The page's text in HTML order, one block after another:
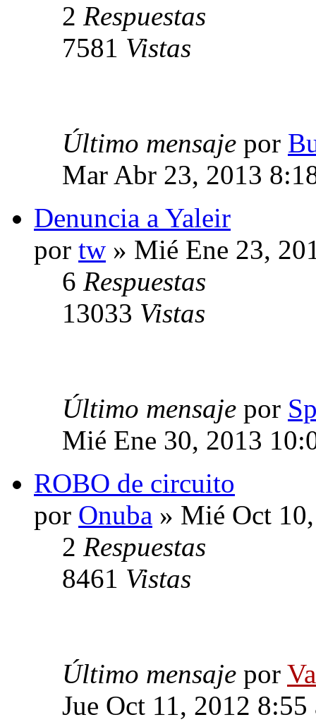
2 Respuestas
7581 Vistas
Último mensaje por
Mar Abr 23, 2013
Denuncia a Yaleir
por tw » Mié Ene 23,
6 Respuestas
13033 Vistas
Último mensaje por
Mié Ene 30, 2013
ROBO de circuito
por Onuba » Mié Oct
2 Respuestas
8461 Vistas
Último mensaje por
Jue Oct 11, 2012 8:55